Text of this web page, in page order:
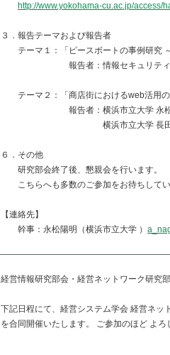
http://www.yokohama-cu.ac.jp/access/
３．報告テーマおよび報告者
テーマ１：「ピースボートの事例研究
報告者：情報セキュリティ大学
テーマ２：「商店街におけるweb活用の
報告者：横浜市立大学 永松陽明
横浜市立大学 長田め
６．その他
研究部会終了後、懇親会を行います。
こちらへも多数のご参加をお待ちして
【連絡先】
幹事：永松陽明（横浜市立大学 ）
経営情報研究部会・経営ネットワーク研究
下記日程にて、経営システム学会 経営ネッ
を合同開催いたします。 ご参加のほど よ